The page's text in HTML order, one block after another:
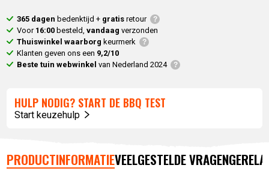
365 dagen bedenktijd + gratisretour
Voor 16:00 besteld,vandaag verzonden
Thuiswinkel waarborg keurmerk
Klanten geven ons een 9,2/10
Beste tuin webwinkel van Nederland 2024
HULP NODIG? START DE BBQ TEST
Start keuzehulp
PRODUCTINFORMATIEVEELGESTELDE VRAGEN